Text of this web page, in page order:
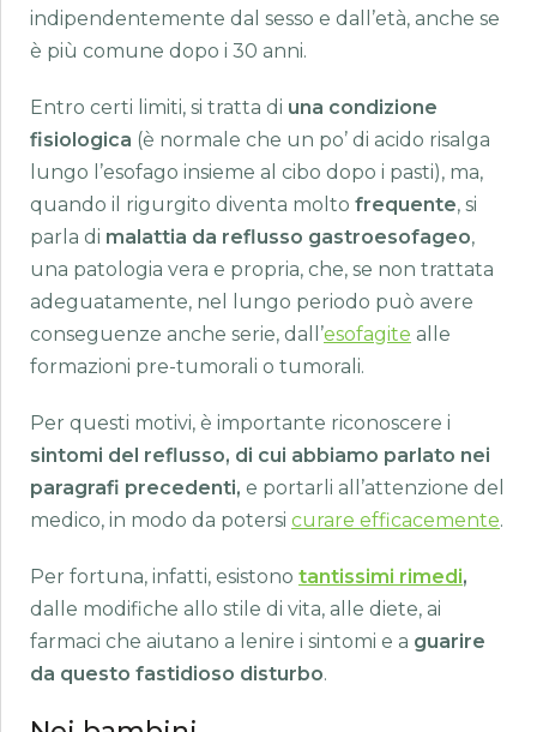
indipendentemente dal sesso e dall’età, anche se
è più comune dopo i 30 anni.
Entro certi limiti, si tratta di una condizione
fisiologica (è normale che un po’ di acido risalga
lungo l’esofago insieme al cibo dopo i pasti), ma,
quando il rigurgito diventa molto frequente, si
parla di malattia da reflusso gastroesofageo,
una patologia vera e propria, che, se non trattata
adeguatamente, nel lungo periodo può avere
conseguenze anche serie, dall’esofagite alle
formazioni pre-tumorali o tumorali.
Per questi motivi, è importante riconoscere i
sintomi del reflusso, di cui abbiamo parlato nei
paragrafi precedenti, e portarli all’attenzione del
medico, in modo da potersi curare efficacemente.
Per fortuna, infatti, esistono tantissimi rimedi,
dalle modifiche allo stile di vita, alle diete, ai
farmaci che aiutano a lenire i sintomi e a guarire
da questo fastidioso disturbo.